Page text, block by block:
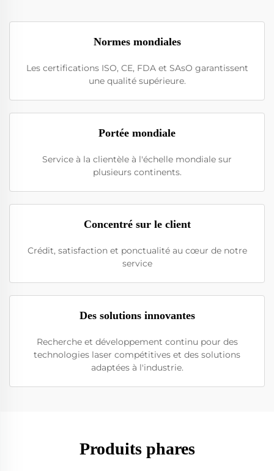
Normes mondiales
Les certifications ISO, CE, FDA et SAsO garantissent
une qualité supérieure.
Portée mondiale
Service à la clientèle à l'échelle mondiale sur
plusieurs continents.
Concentré sur le client
Crédit, satisfaction et ponctualité au cœur de notre
service
Des solutions innovantes
Recherche et développement continu pour des
technologies laser compétitives et des solutions
adaptées à l'industrie.
Produits phares